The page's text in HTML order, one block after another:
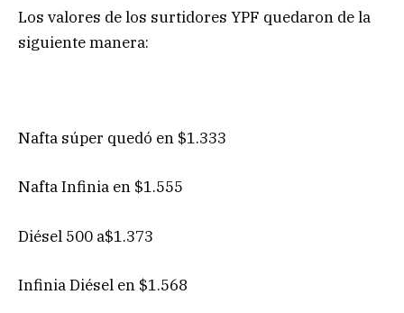
Los valores de los surtidores YPF quedaron de la
siguiente manera:
Nafta súper quedó en $1.333
Nafta Infinia en $1.555
Diésel 500 a$1.373
Infinia Diésel en $1.568